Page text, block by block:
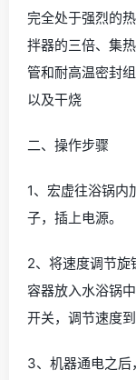
完全处于强烈的
拌器的三倍、集
管和耐高温密封
以及干烧
二、操作步骤
1、宏虚往浴锅内
子，插上电源。
2、将速度调节旋
容器放入水浴锅
开关，调节速度到
3、机器通电之